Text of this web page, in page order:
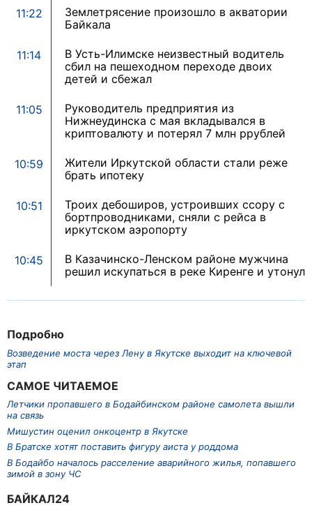
Подробно
Возведение моста через Лену в Якутске выходит на ключевой
этап
САМОЕ ЧИТАЕМОЕ
Летчики пропавшего в Бодайбинском районе самолета вышли
на связь
Мишустин оценил онкоцентр в Якутске
В Братске хотят поставить фигуру аиста у роддома
В Бодайбо началось расселение аварийного жилья, попавшего
зимой в зону ЧС
БАЙКАЛ24
11:22
Землетрясение произошло в акватории
Байкала
11:14
В Усть-Илимске неизвестный водитель
сбил на пешеходном переходе двоих
детей и сбежал
11:05
Руководитель предприятия из
Нижнеудинска с мая вкладывался в
криптовалюту и потерял 7 млн ррублей
10:59
Жители Иркутской области стали реже
брать ипотеку
10:51
Троих дебоширов, устроивших ссору с
бортпроводниками, сняли с рейса в
иркутском аэропорту
10:45
В Казачинско-Ленском районе мужчина
решил искупаться в реке Киренге и утонул